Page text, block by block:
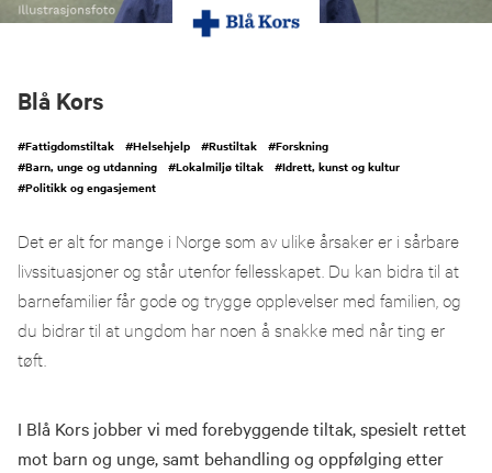
#Fattigdomstiltak #Helsehjelp #Rustiltak #Forskning
#Barn, unge og utdanning #Lokalmiljø tiltak #Idrett, kunst og kultur
#Politikk og engasjement
Blå Kors
Det er alt for mange i Norge som av ulike årsaker er i sårbare
livssituasjoner og står utenfor fellesskapet. Du kan bidra til at
barnefamilier får gode og trygge opplevelser med familien, og
du bidrar til at ungdom har noen å snakke med når ting er
tøft.
I Blå Kors jobber vi med forebyggende tiltak, spesielt rettet
mot barn og unge, samt behandling og oppfølging etter